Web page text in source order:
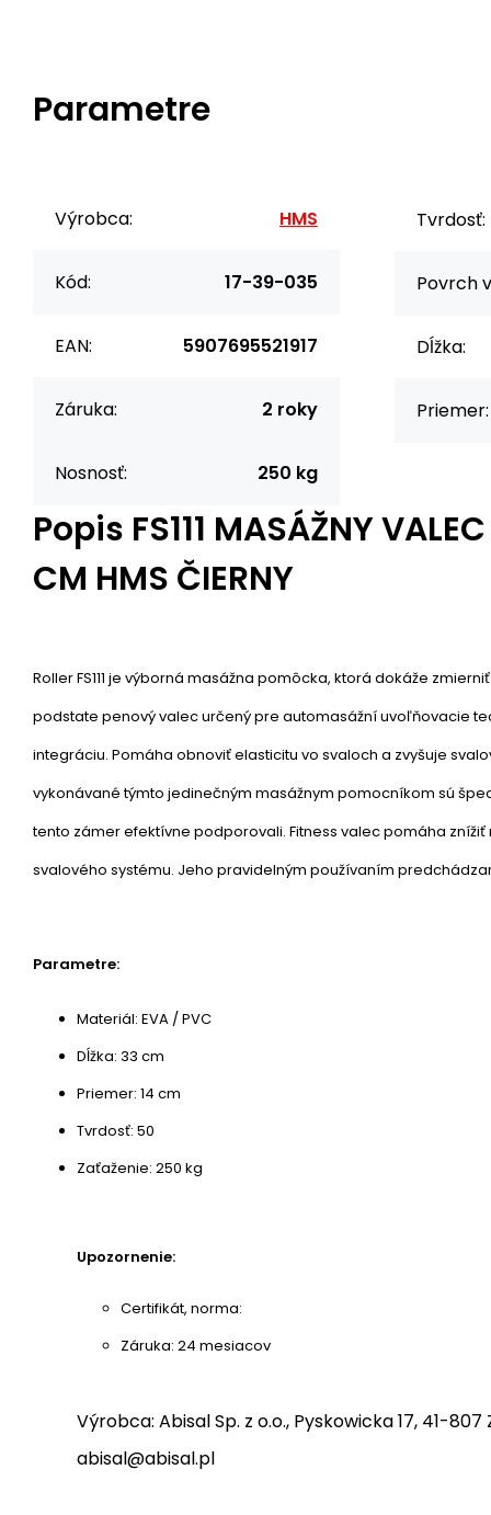
Parametre
Výrobca: HMS
Kód: 17-39-035
EAN: 5907695521917
Záruka: 2 roky
Nosnosť: 250 kg
Tvrdosť:
Povrch
Dĺžka:
Priemer:
Popis FS111 MASÁŽNY
CM HMS ČIERNY
Roller FS111 je výborná masážna pomôcka, ktorá dokáže
podstate penový valec určený pre automasážní uvoľňovacie
integráciu. Pomáha obnoviť elasticitu vo svaloch a zvyšuje
vykonávané týmto jedinečným masážnym pomocníkom sú
tento zámer efektívne podporovali. Fitness valec pomáha
svalového systému. Jeho pravidelným používaním
Parametre:
Materiál: EVA / PVC
Dĺžka: 33 cm
Priemer: 14 cm
Tvrdosť: 50
Zaťaženie: 250 kg
Upozornenie:
Certifikát, norma:
Záruka: 24 mesiacov
Výrobca: Abisal Sp. z o.o., Pyskowicka 17, 41-807
abisal@abisal.pl